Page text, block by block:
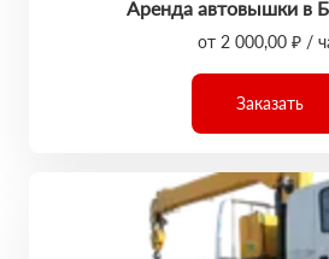
Аренда автовышки в
от 2 000,00 ₽ /
Заказать